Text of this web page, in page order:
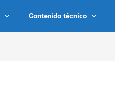
Contenido técnico